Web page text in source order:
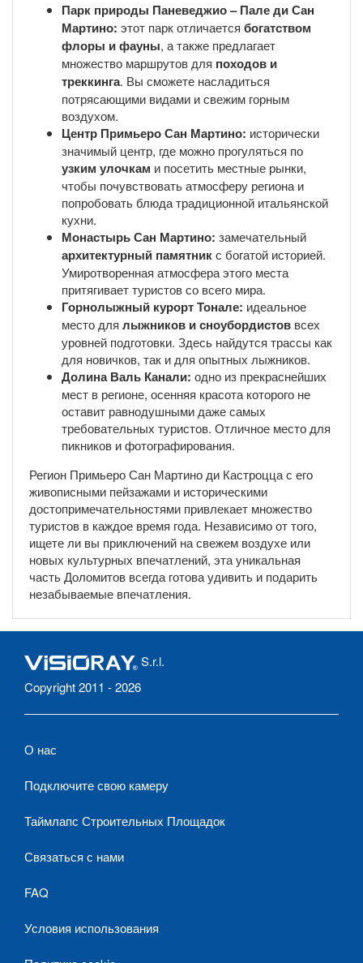
Парк природы Паневеджио – Пале ди Сан
Мартино: этот парк отличается богатством
флоры и фауны, а также предлагает
множество маршрутов для походов и
треккинга. Вы сможете насладиться
потрясающими видами и свежим горным
воздухом.
Центр Примьеро Сан Мартино: исторически
значимый центр, где можно прогуляться по
узким улочкам и посетить местные рынки,
чтобы почувствовать атмосферу региона и
попробовать блюда традиционной итальянской
кухни.
Монастырь Сан Мартино: замечательный
архитектурный памятникс богатой историей.
Умиротворенная атмосфера этого места
притягивает туристов со всего мира.
Горнолыжный курорт Тонале: идеальное
место для лыжников и сноубордистов всех
уровней подготовки. Здесь найдутся трассы как
для новичков, так и для опытных лыжников.
Долина Валь Канали: одно из прекраснейших
мест в регионе, осенняя красота которого не
оставит равнодушными даже самых
требовательных туристов. Отличное место для
пикников и фотографирования.
Регион Примьеро Сан Мартино ди Кастроцца с его
живописными пейзажами и историческими
достопримечательностями привлекает множество
туристов в каждое время года. Независимо от того,
ищете ли вы приключений на свежем воздухе или
новых культурных впечатлений, эта уникальная
часть Доломитов всегда готова удивить и подарить
незабываемые впечатления.
S.r.l.
Copyright 2011 - 2026
О нас
Подключите свою камеру
Таймлапс Строительных Площадок
Связаться с нами
FAQ
Условия использования